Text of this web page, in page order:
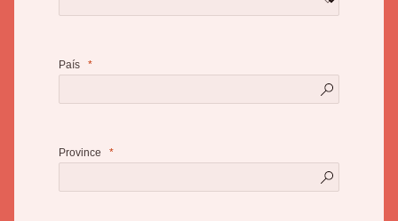
País
Province